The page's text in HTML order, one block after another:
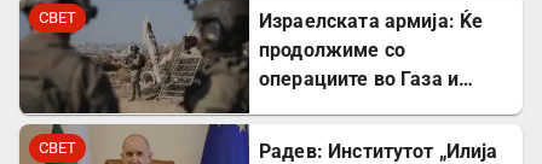
СВЕТ
Израелската армија: Ќе
продолжиме со
операциите во Газа и
СВЕТ
Радев: Институтот „Илија